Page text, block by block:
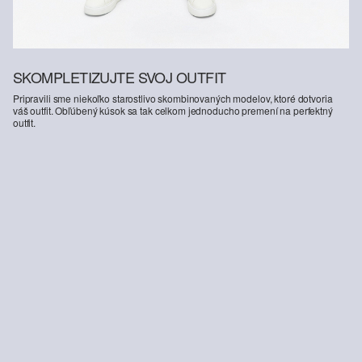
SKOMPLETIZUJTE SVOJ OUTFIT
Pripravili sme niekoľko starostlivo skombinovaných modelov, ktoré dotvoria
váš outfit. Obľúbený kúsok sa tak celkom jednoducho premení na perfektný
outfit.